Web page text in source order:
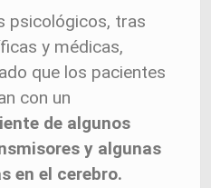
psicológicos, tras
y médicas,
que los pacientes
con un
de algunos
y algunas
en el cerebro.